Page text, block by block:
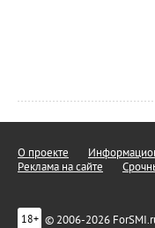
О проекте
Реклама на сайте
18+ © 2006-2026